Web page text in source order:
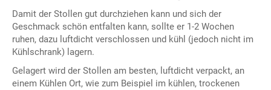
Damit der Stollen gut durchziehen kann und sich der
Geschmack schön entfalten kann, sollte er 1-2 Wochen
ruhen, dazu luftdicht verschlossen und kühl (jedoch nicht im
Kühlschrank) lagern.
Gelagert wird der Stollen am besten, luftdicht verpackt, an
einem Kühlen Ort, wie zum Beispiel im kühlen, trockenen